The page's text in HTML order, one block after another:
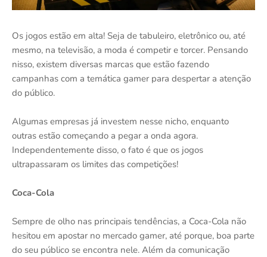
Os jogos estão em alta! Seja de tabuleiro, eletrônico ou, até
mesmo, na televisão, a moda é competir e torcer. Pensando
nisso, existem diversas marcas que estão fazendo
campanhas com a temática gamer para despertar a atenção
do público.
Algumas empresas já investem nesse nicho, enquanto
outras estão começando a pegar a onda agora.
Independentemente disso, o fato é que os jogos
ultrapassaram os limites das competições!
Coca-Cola
Sempre de olho nas principais tendências, a Coca-Cola não
hesitou em apostar no mercado gamer, até porque, boa parte
do seu público se encontra nele. Além da comunicação